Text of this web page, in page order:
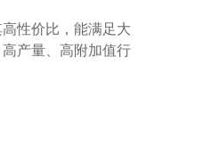
性价比，能满足大
产量、高附加值行